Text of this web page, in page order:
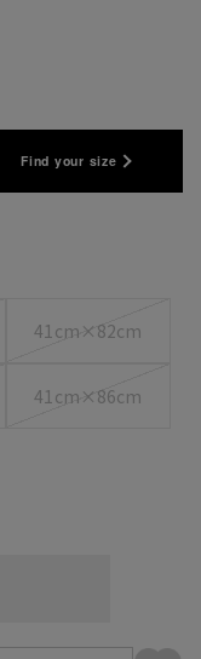
Find your size
41cm×82cm
41cm×86cm